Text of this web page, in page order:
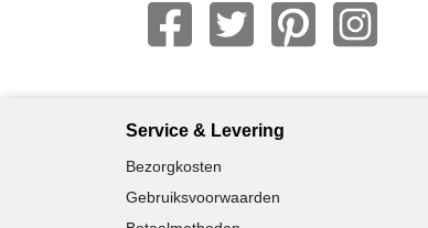
Service & Levering
Bezorgkosten
Gebruiksvoorwaarden